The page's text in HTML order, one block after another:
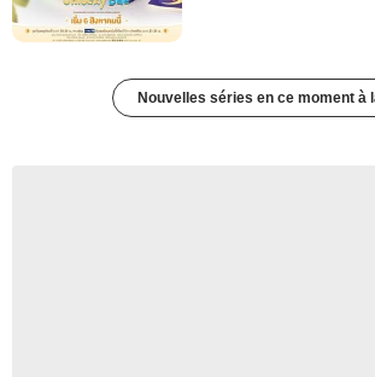
Nouvelles séries en ce moment à